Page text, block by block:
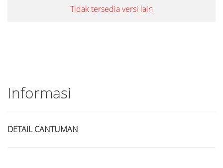
Tidak tersedia versi lain
Informasi
DETAIL CANTUMAN